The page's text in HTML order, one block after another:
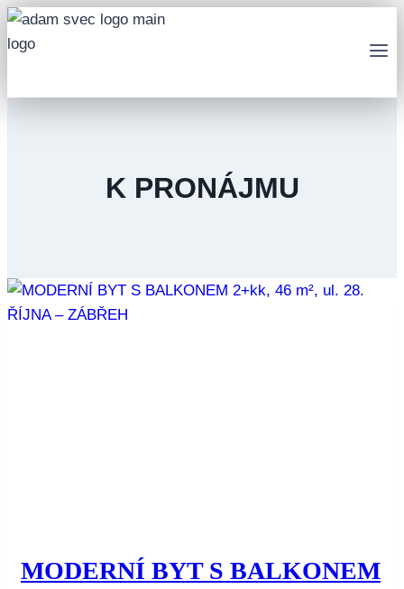
Přeskočit
na
K PRONÁJMU
MODERNÍ BYT S BALKONEM